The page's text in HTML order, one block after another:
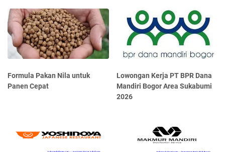
Formula Pakan Nila untuk
Panen Cepat
Lowongan Kerja PT BPR Dana
Mandiri Bogor Area Sukabumi
2026